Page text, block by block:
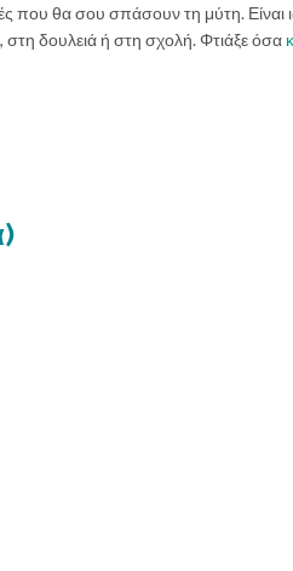
που θα σου σπάσουν τη μύτη. Είναι
στη δουλειά ή στη σχολή. Φτιάξε όσα